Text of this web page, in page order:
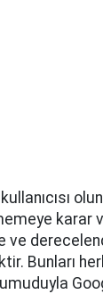
karar
ve
Bunları